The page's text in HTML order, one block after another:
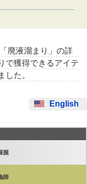
廃液溜まり」の詳
で獲得できるアイテ
した。
English
掘
師